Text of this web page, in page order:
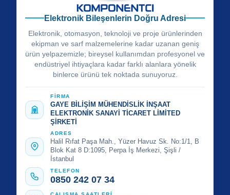
Elektronik Bileşenlerin Doğru Adresi
Elektronik, otomasyon, teknoloji ve proje ürünlerinden
ekipman ve sarf malzemelerine kadar uzanan geniş
ürün yelpazemizle; bireysel kullanımdan profesyonel ve
endüstriyel ihtiyaçlara kadar farklı alanlara yönelik
binlerce ürünü tek noktada sunuyoruz.
FİRMA
GAYE BİLİŞİM MÜHENDİSLİK İNŞAAT
ELEKTRONİK SANAYİ TİCARET LİMİTED
ŞİRKETİ
ADRES
Halil Rıfat Paşa Mah., Yüzer Havuz Sk. No:1/1, B
Blok Kat 8 D:1095, Perpa İş Merkezi, Şişli /
İstanbul
TELEFON
0850 242 07 34